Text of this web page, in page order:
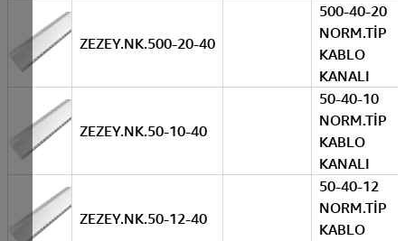
ZEZEY.NK.500-20-40
500-40-20
NORM.TİP
KABLO
KANALI
ZEZEY.NK.50-10-40
50-40-10
NORM.TİP
KABLO
KANALI
ZEZEY.NK.50-12-40
50-40-12
NORM.TİP
KABLO